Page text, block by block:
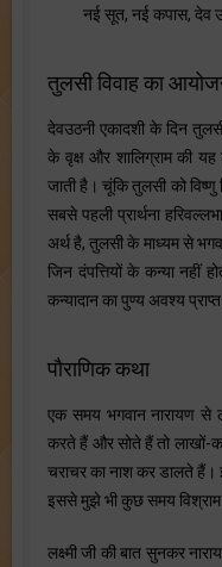
नई सूत, नई कपास, देव
तुलसी विवाह का
देवउठनी एकादशी के दिन
के वृक्ष और शालिग्राम की यह
जाती है। चूंकि तुलसी को
सबसे पहली प्रार्थना
अर्थ है, तुलसी के माध्यम से
जिन दंपत्तियों के कन्या नहीं
कन्यादान का पुण्य अवश्य
पौराणिक कथा
एक समय भगवान नारायण से
करते हैं और सोते हैं तो लाखों-
चराचर का नाश कर डालते हैं।
इससे मुझे भी कुछ समय
लक्ष्मी जी की बात सुनकर